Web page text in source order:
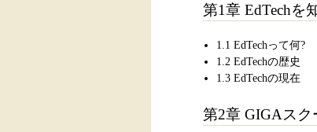
第1章 EdTechを
1.1 EdTechって何?
1.2 EdTechの歴史
1.3 EdTechの現在
第2章 GIGAス